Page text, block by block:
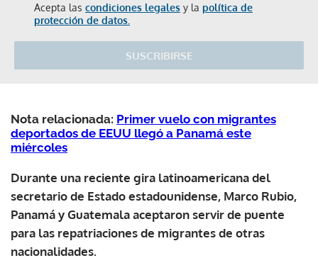
Acepta las condiciones legales y la política de
protección de datos.
SUSCRIBIRSE
Nota relacionada: Primer vuelo con migrantes
deportados de EEUU llegó a Panamá este
miércoles
Durante una reciente gira latinoamericana del
secretario de Estado estadounidense, Marco Rubio,
Panamá y Guatemala aceptaron servir de puente
para las repatriaciones de migrantes de otras
nacionalidades.